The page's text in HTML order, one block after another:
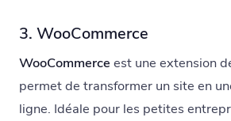
3. WooCommerce
WooCommerce est une extension
permet de transformer un site en
ligne. Idéale pour les petites